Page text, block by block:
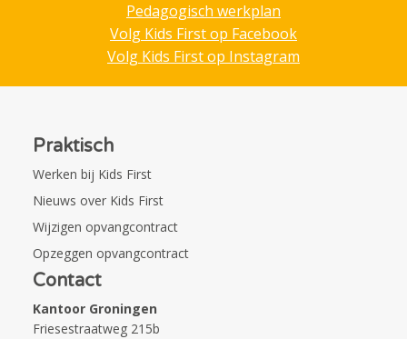
Pedagogisch werkplan
Volg Kids First op Facebook
Volg Kids First op Instagram
Praktisch
Werken bij Kids First
Nieuws over Kids First
Wijzigen opvangcontract
Opzeggen opvangcontract
Contact
Kantoor Groningen
Friesestraatweg 215b